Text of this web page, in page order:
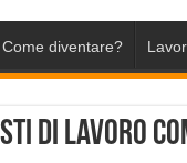
Come diventare?
di lavoro